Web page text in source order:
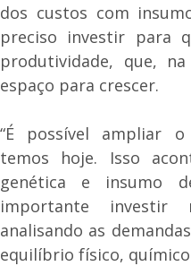
dos custos com
preciso investir para
produtividade, que,
espaço para crescer.
“É possível ampliar
temos hoje. Isso
genética e insumo
importante investir
analisando as
equilíbrio físico,